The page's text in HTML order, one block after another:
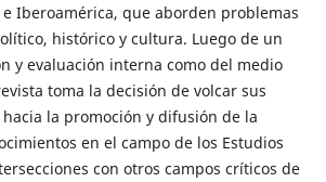
Iberoamérica, que aborden problemas
histórico y cultura. Luego de un
y evaluación interna como del medio
toma la decisión de volcar sus
la promoción y difusión de la
en el campo de los Estudios
con otros campos críticos de